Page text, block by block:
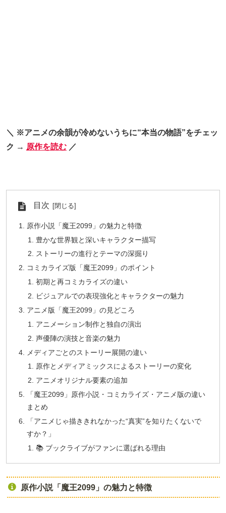
＼ ※アニメの余韻が冷めないうちに“本当の物語”をチェッ
ク → 原作を読む ／
目次
原作小説「魔王2099」の魅力と特徴
豊かな世界観と深いキャラクター描写
ストーリーの進行とテーマの深掘り
コミカライズ版「魔王2099」のポイント
初期と再コミカライズの違い
ビジュアルでの表現強化とキャラクターの魅力
アニメ版「魔王2099」の見どころ
アニメーション制作と独自の演出
声優陣の演技と音楽の魅力
メディアごとのストーリー展開の違い
原作とメディアミックスによるストーリーの変化
アニメオリジナル要素の追加
「魔王2099」原作小説・コミカライズ・アニメ版の違い
まとめ
「アニメじゃ描ききれなかった“真実”を知りたくないで
すか？」
📚 ブックライブがファンに選ばれる理由
原作小説「魔王2099」の魅力と特徴